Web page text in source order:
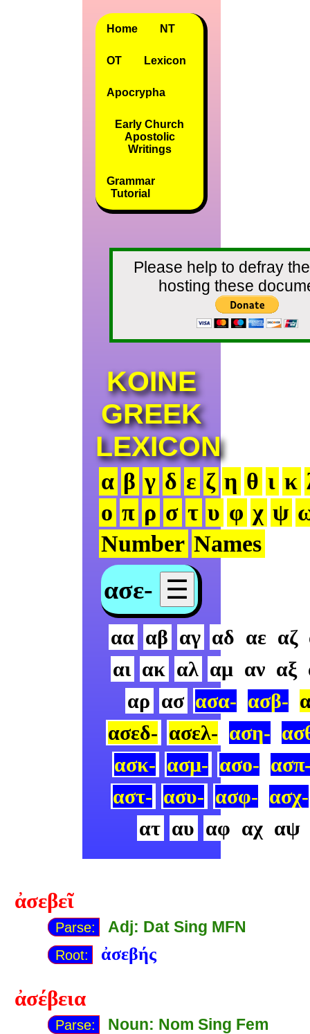
Home NT
OT Lexicon
Apocrypha
Early Church
Apostolic
Writings
Grammar
Tutorial
Please help to defray
hosting these
KOINE
GREEK
LEXICON
α β γ δ ε ζ η θ ι κ
ο π ρ σ τ υ φ χ ψ
Number Names
ασε- ☰
αα αβ αγ αδ αε αζ
αι ακ αλ αμ αν αξ
αρ ασ ασα- ασβ-
ασεδ- ασελ- αση-
ασκ- ασμ- ασο-
αστ- ασυ- ασφ- ασχ-
ατ αυ αφ αχ αψ
ἀσεβεῖ
Parse: Adj: Dat Sing MFN
Root: ἀσεβής
ἀσέβεια
Parse: Noun: Nom Sing Fem